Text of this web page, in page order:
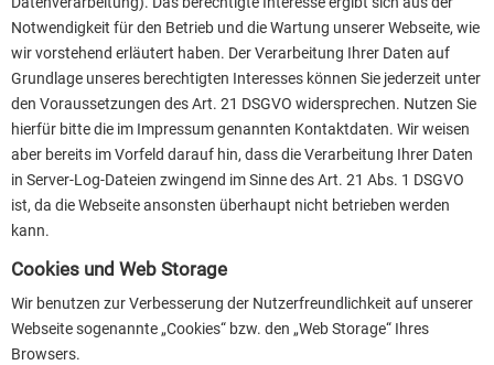
Notwendigkeit für den Betrieb und die Wartung unserer Webseite, wie
wir vorstehend erläutert haben. Der Verarbeitung Ihrer Daten auf
Grundlage unseres berechtigten Interesses können Sie jederzeit unter
den Voraussetzungen des Art. 21 DSGVO widersprechen. Nutzen Sie
hierfür bitte die im Impressum genannten Kontaktdaten. Wir weisen
aber bereits im Vorfeld darauf hin, dass die Verarbeitung Ihrer Daten
in Server-Log-Dateien zwingend im Sinne des Art. 21 Abs. 1 DSGVO
ist, da die Webseite ansonsten überhaupt nicht betrieben werden
kann.
Cookies und Web Storage
Wir benutzen zur Verbesserung der Nutzerfreundlichkeit auf unserer
Webseite sogenannte „Cookies“ bzw. den „Web Storage“ Ihres
Browsers.